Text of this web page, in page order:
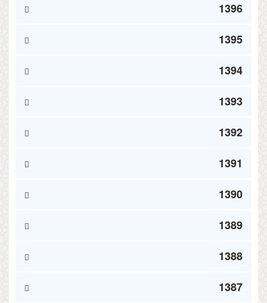
1396
1395
1394
1393
1392
1391
1390
1389
1388
1387